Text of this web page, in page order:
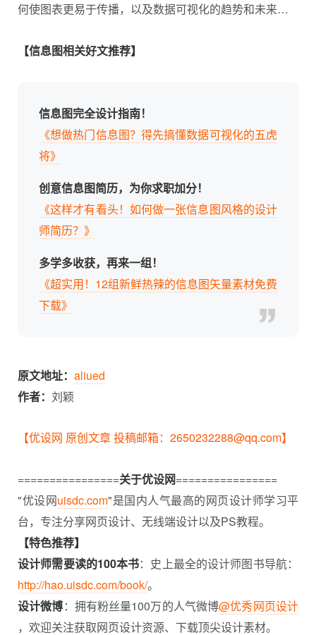
何使图表更易于传播，以及数据可视化的趋势和未来…
【信息图相关好文推荐】
信息图完全设计指南！
《想做热门信息图？得先搞懂数据可视化的五虎
将》
创意信息图简历，为你求职加分！
《这样才有看头！如何做一张信息图风格的设计
师简历？》
多学多收获，再来一组！
《超实用！12组新鲜热辣的信息图矢量素材免费
下载》
原文地址： aliued
作者： 刘颖
【优设网 原创文章 投稿邮箱：2650232288@qq.com】
================关于优设网================
"优设网uisdc.com"是国内人气最高的网页设计师学习平
台，专注分享网页设计、无线端设计以及PS教程。
【特色推荐】
设计师需要读的100本书：史上最全的设计师图书导航：
http://hao.uisdc.com/book/。
设计微博：拥有粉丝量100万的人气微博@优秀网页设计
，欢迎关注获取网页设计资源、下载顶尖设计素材。